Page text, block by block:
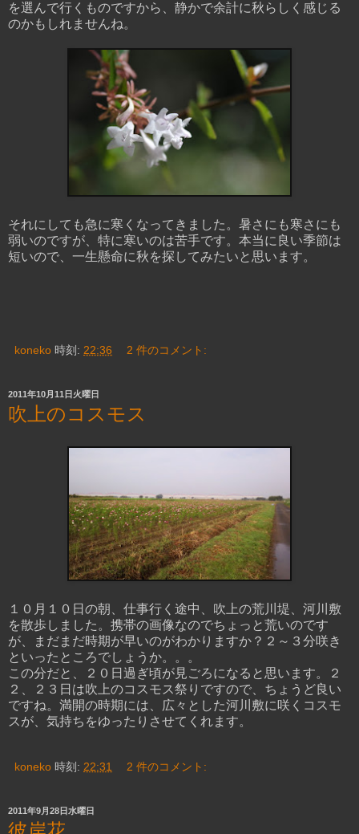
を選んで行くものですから、静かで余計に秋らしく感じる
のかもしれませんね。
それにしても急に寒くなってきました。暑さにも寒さにも
弱いのですが、特に寒いのは苦手です。本当に良い季節は
短いので、一生懸命に秋を探してみたいと思います。
koneko 時刻: 22:36 2 件のコメント:
2011年10月11日火曜日
吹上のコスモス
１０月１０日の朝、仕事行く途中、吹上の荒川堤、河川敷
を散歩しました。携帯の画像なのでちょっと荒いのです
が、まだまだ時期が早いのがわかりますか？２～３分咲き
といったところでしょうか。。。
この分だと、２０日過ぎ頃が見ごろになると思います。２
２、２３日は吹上のコスモス祭りですので、ちょうど良い
ですね。満開の時期には、広々とした河川敷に咲くコスモ
スが、気持ちをゆったりさせてくれます。
koneko 時刻: 22:31 2 件のコメント:
2011年9月28日水曜日